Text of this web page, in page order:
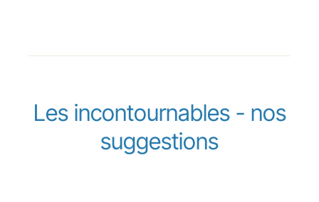
Les incontournables - nos
suggestions